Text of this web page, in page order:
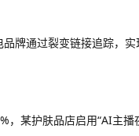
牌通过裂变链接追踪，
某护肤品店启用“AI主播